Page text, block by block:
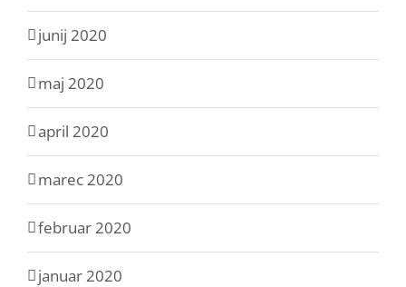
junij 2020
maj 2020
april 2020
marec 2020
februar 2020
januar 2020